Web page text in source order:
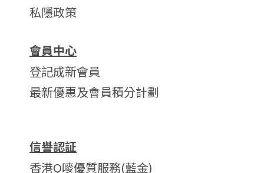
私隱政策
會員中心
登記成新會員
最新優惠及會員積分計劃
信譽認証
香港Q嘜優質服務(藍金)